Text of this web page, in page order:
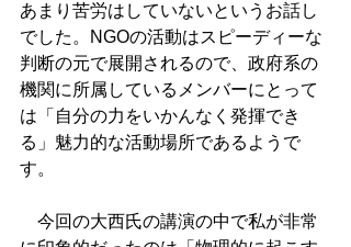
あまり苦労はしていないというお話し
でした。NGOの活動はスピーディーな
判断の元で展開されるので、政府系の
機関に所属しているメンバーにとって
は「自分の力をいかんなく発揮でき
る」魅力的な活動場所であるようで
す。
今回の大西氏の講演の中で私が非常